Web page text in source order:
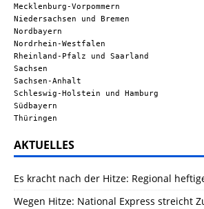
Mecklenburg-Vorpommern
Niedersachsen und Bremen
Nordbayern
Nordrhein-Westfalen
Rheinland-Pfalz und Saarland
Sachsen
Sachsen-Anhalt
Schleswig-Holstein und Hamburg
Südbayern
Thüringen
AKTUELLES
Es kracht nach der Hitze: Regional
Wegen Hitze: National Express streicht